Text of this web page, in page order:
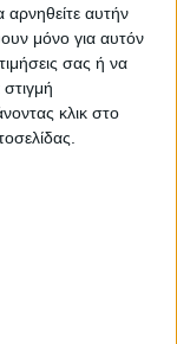
αυτήν
μόνο για αυτόν
σας ή να
κλικ στο
2024